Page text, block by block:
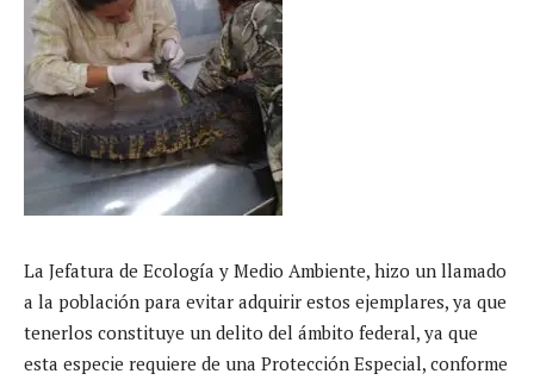
La Jefatura de Ecología y Medio Ambiente, hizo un llamado
a la población para evitar adquirir estos ejemplares, ya que
tenerlos constituye un delito del ámbito federal, ya que
esta especie requiere de una Protección Especial, conforme